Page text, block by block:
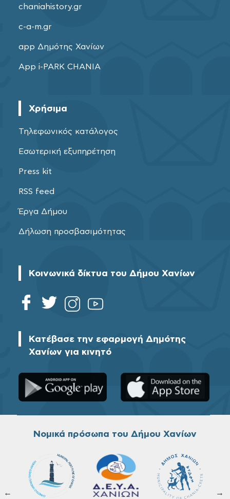
chaniahistory.gr
c-a-m.gr
app Δημότης Χανίων
App i-PARK CHANIA
Χρήσιμα
Τηλεφωνικός κατάλογος
Εσωτερική εξυπηρέτηση
Press kit
RSS feed
Έργα Δήμου
Δήλωση προσβασιμότητας
Κοινωνικά δίκτυα του Δήμου Χανίων
Κατέβασε την εφαρμογή Δημότης
Χανίων για κινητό
Νομικά πρόσωπα του Δήμου Χανίων
←
→